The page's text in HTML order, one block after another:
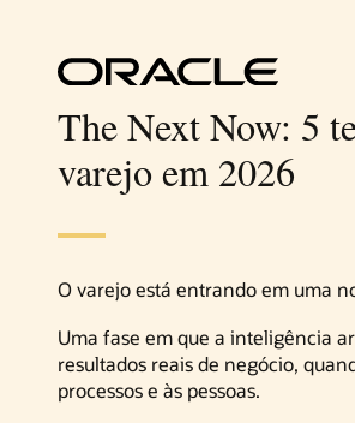
The Next Now: 5
varejo em 2026
O varejo está entrando em uma
Uma fase em que a inteligência
resultados reais de negócio,
processos e às pessoas.